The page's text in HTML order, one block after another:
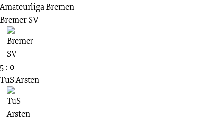
Amateurliga Bremen
Bremer SV
5 : 0
TuS Arsten